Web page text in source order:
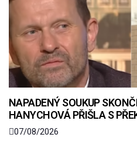
NAPADENÝ SOUKUP
HANYCHOVÁ PŘIŠLA S
07/08/2026